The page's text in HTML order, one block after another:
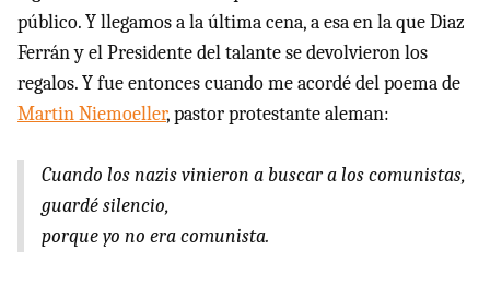
público. Y llegamos a la última cena, a esa en la que Diaz
Ferrán y el Presidente del talante se devolvieron los
regalos. Y fue entonces cuando me acordé del poema de
Martin Niemoeller, pastor protestante aleman:
Cuando los nazis vinieron a buscar a los comunistas,
guardé silencio,
porque yo no era comunista.